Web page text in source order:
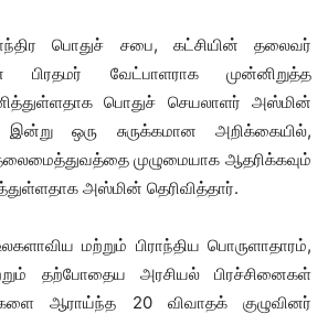
பொதுச் சபை, கட்சியின் தலைவர்
பிரதமர் வேட்பாளராக முன்னிறுத்த
பொதுச் செயலாளர் அஸ்மின்
இன்று ஒரு சுருக்கமான அறிக்கையில்,
முழுமையாக ஆதரிக்கவும்
அஸ்மின் தெரிவித்தார்.
மற்றும் பிராந்திய பொருளாதாரம்,
தற்போதைய அரசியல் பிரச்சினைகள்
ஆராய்ந்த 20 விவாதக் குழுவினர்